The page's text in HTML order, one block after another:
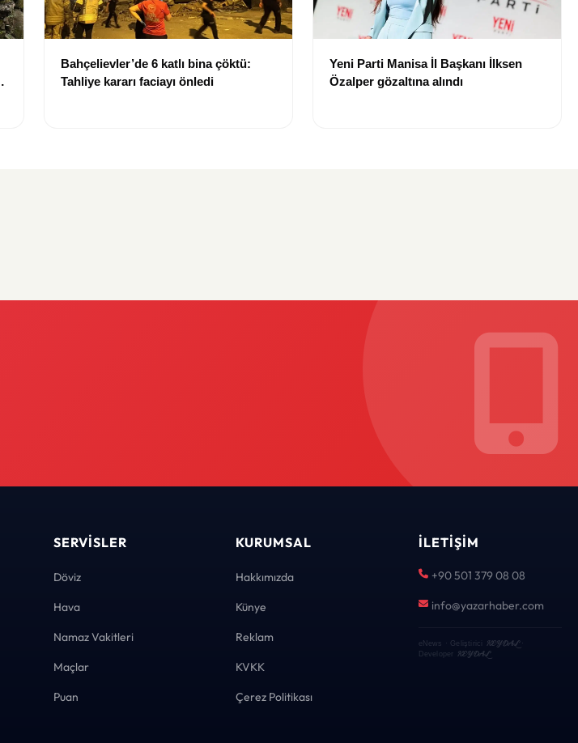
Bahçelievler’de 6 katlı bina çöktü:
Tahliye kararı faciayı önledi
Yeni Parti Manisa İl Başkanı İlksen
Özalper gözaltına alındı
SERVISLER
Döviz
Hava
Namaz Vakitleri
Maçlar
Puan
KURUMSAL
Hakkımızda
Künye
Reklam
KVKK
Çerez Politikası
İLETIŞIM
+90 501 379 08 08
info@yazarhaber.com
eNews · Geliştirici KEYDAL·
Developer KEYDAL